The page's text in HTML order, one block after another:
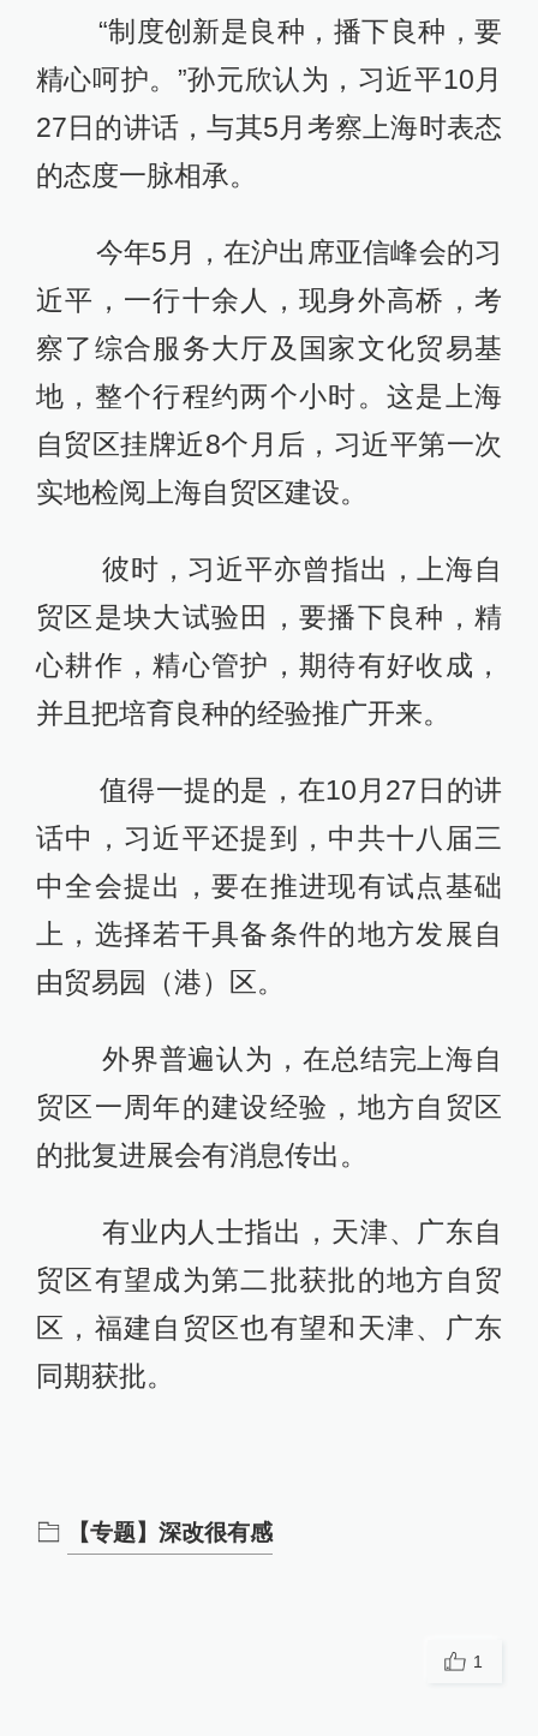
“制度创新是良种，播下良种，要
精心呵护。”孙元欣认为，习近平10月
27日的讲话，与其5月考察上海时表态
的态度一脉相承。
今年5月，在沪出席亚信峰会的习
近平，一行十余人，现身外高桥，考
察了综合服务大厅及国家文化贸易基
地，整个行程约两个小时。这是上海
自贸区挂牌近8个月后，习近平第一次
实地检阅上海自贸区建设。
彼时，习近平亦曾指出，上海自
贸区是块大试验田，要播下良种，精
心耕作，精心管护，期待有好收成，
并且把培育良种的经验推广开来。
值得一提的是，在10月27日的讲
话中，习近平还提到，中共十八届三
中全会提出，要在推进现有试点基础
上，选择若干具备条件的地方发展自
由贸易园（港）区。
外界普遍认为，在总结完上海自
贸区一周年的建设经验，地方自贸区
的批复进展会有消息传出。
有业内人士指出，天津、广东自
贸区有望成为第二批获批的地方自贸
区，福建自贸区也有望和天津、广东
同期获批。
【专题】深改很有感
1